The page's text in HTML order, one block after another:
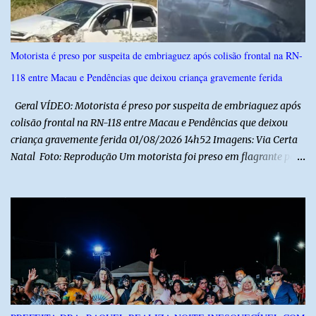
Motorista é preso por suspeita de embriaguez após colisão frontal na RN-
118 entre Macau e Pendências que deixou criança gravemente ferida
Geral VÍDEO: Motorista é preso por suspeita de embriaguez após
colisão frontal na RN-118 entre Macau e Pendências que deixou
criança gravemente ferida 01/08/2026 14h52 Imagens: Via Certa
Natal Foto: Reprodução Um motorista foi preso em flagrante por
Um dos condutores apresentava sinais de embriaguez, foi levado
ao Hospital Regional Tarcísio Maia, em Mossoró, e autuado em
flagrante. O exame pericial para confirmar a presença de álcool no
organismo está em andamento. No outro veículo estavam
funcionários da Caern que seguiam para uma partida de futebol. O